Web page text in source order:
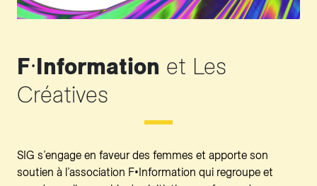
F•Information et Les
Créatives
SIG s’engage en faveur des femmes et apporte son
soutien à l’association F•Information qui regroupe et